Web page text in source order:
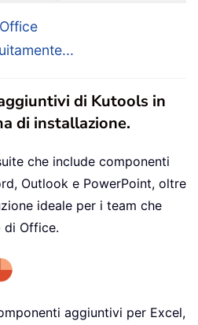
di Kutools in
di installazione.
che include componenti
Outlook e PowerPoint, oltre
ideale per i team che
di Office.
aggiuntivi per Excel,